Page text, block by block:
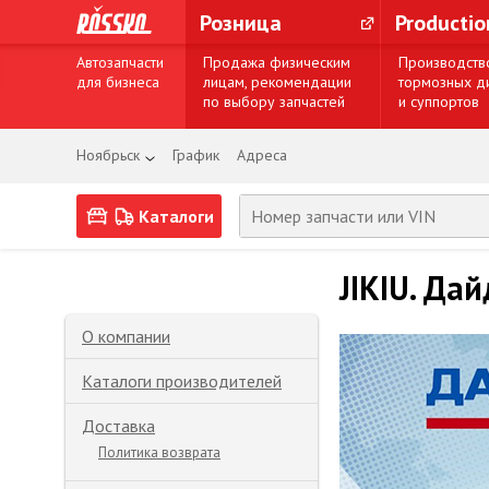
Розница
Автозапчасти
для бизнеса
Продажа физическим
лицам, рекомендации
по выбору запчастей
тормозных
и суппортов
Ноябрьск График Адреса
Каталоги
О компании
Каталоги производителей
Доставка
Политика возврата
JIKIU.